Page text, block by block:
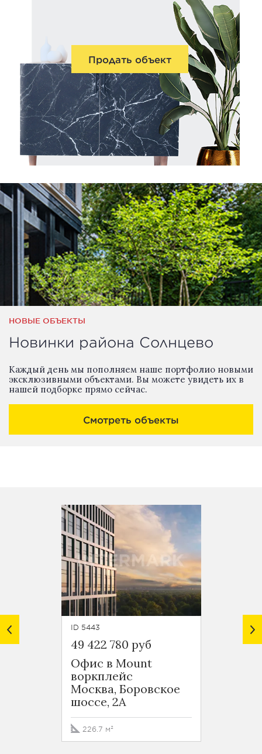
Продать объект
НОВЫЕ ОБЪЕКТЫ
Новинки района Солнцево
Каждый день мы пополняем наше портфолио новыми
эксклюзивными объектами. Вы можете увидеть их в
нашей подборке прямо сейчас.
Смотреть объекты
ID 5443
49 422 780 руб
Офис в Mount
воркплейс
Москва, Боровское
шоссе, 2А
226.7 м²
ID 5442
33